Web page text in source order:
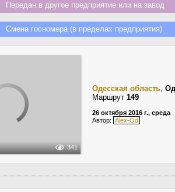
Передан в другое предприятие или на завод
Смена госномера (в пределах предприятия)
341
Одесская область,
Маршрут 149
26 октября 2016 г., среда
Автор: Alex-Od